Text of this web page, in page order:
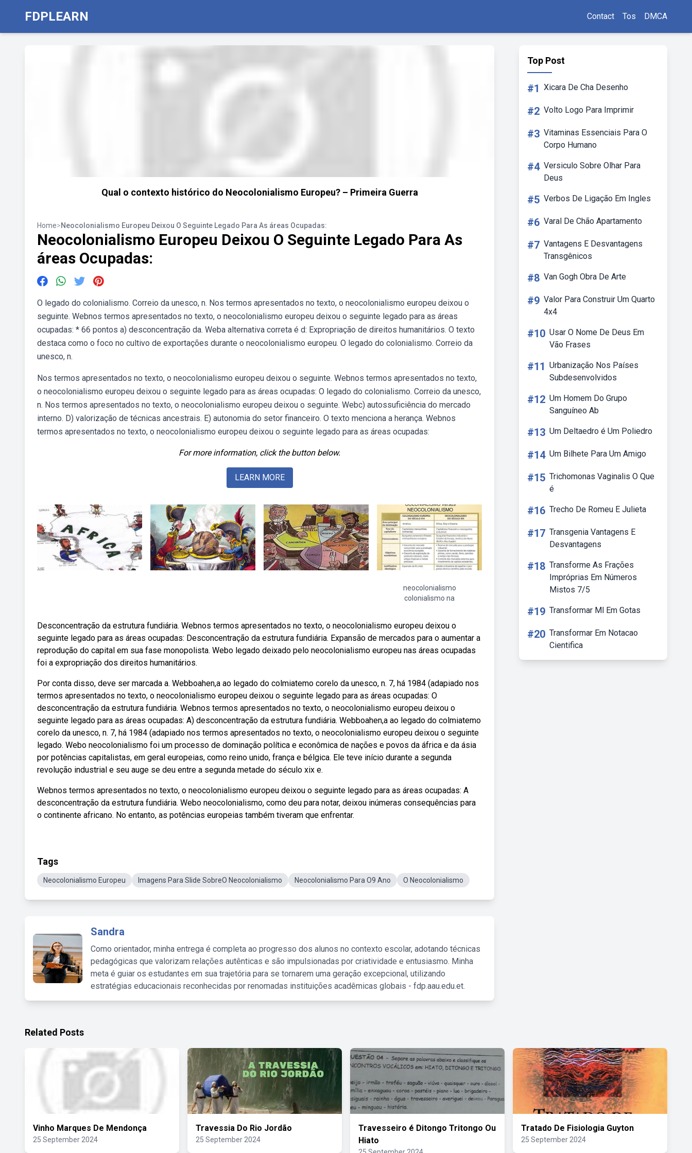
FDPLEARN Contact Tos DMCA
Qual o contexto histórico do Neocolonialismo Europeu? – Primeira Guerra
Home>Neocolonialismo Europeu Deixou O Seguinte Legado Para As áreas Ocupadas:
Neocolonialismo Europeu Deixou O Seguinte Legado Para As
áreas Ocupadas:
O legado do colonialismo. Correio da unesco, n. Nos termos apresentados no texto, o neocolonialismo europeu deixou o
seguinte. Webnos termos apresentados no texto, o neocolonialismo europeu deixou o seguinte legado para as áreas
ocupadas: * 66 pontos a) desconcentração da. Weba alternativa correta é d: Expropriação de direitos humanitários. O texto
destaca como o foco no cultivo de exportações durante o neocolonialismo europeu. O legado do colonialismo. Correio da
unesco, n.
Nos termos apresentados no texto, o neocolonialismo europeu deixou o seguinte. Webnos termos apresentados no texto,
o neocolonialismo europeu deixou o seguinte legado para as áreas ocupadas: O legado do colonialismo. Correio da unesco,
n. Nos termos apresentados no texto, o neocolonialismo europeu deixou o seguinte. Webc) autossuficiência do mercado
interno. D) valorização de técnicas ancestrais. E) autonomia do setor financeiro. O texto menciona a herança. Webnos
termos apresentados no texto, o neocolonialismo europeu deixou o seguinte legado para as áreas ocupadas:
For more information, click the button below.
LEARN MORE
neocolonialismo
colonialismo na
Desconcentração da estrutura fundiária. Webnos termos apresentados no texto, o neocolonialismo europeu deixou o
seguinte legado para as áreas ocupadas: Desconcentração da estrutura fundiária. Expansão de mercados para o aumentar a
reprodução do capital em sua fase monopolista. Webo legado deixado pelo neocolonialismo europeu nas áreas ocupadas
foi a expropriação dos direitos humanitários.
Por conta disso, deve ser marcada a. Webboahen,a ao legado do colmiatemo corelo da unesco, n. 7, há 1984 (adapiado nos
termos apresentados no texto, o neocolonialismo europeu deixou o seguinte legado para as áreas ocupadas: O
desconcentração da estrutura fundiária. Webnos termos apresentados no texto, o neocolonialismo europeu deixou o
seguinte legado para as áreas ocupadas: A) desconcentração da estrutura fundiária. Webboahen,a ao legado do colmiatemo
corelo da unesco, n. 7, há 1984 (adapiado nos termos apresentados no texto, o neocolonialismo europeu deixou o seguinte
legado. Webo neocolonialismo foi um processo de dominação política e econômica de nações e povos da áfrica e da ásia
por potências capitalistas, em geral europeias, como reino unido, frança e bélgica. Ele teve início durante a segunda
revolução industrial e seu auge se deu entre a segunda metade do século xix e.
Webnos termos apresentados no texto, o neocolonialismo europeu deixou o seguinte legado para as áreas ocupadas: A
desconcentração da estrutura fundiária. Webo neocolonialismo, como deu para notar, deixou inúmeras consequências para
o continente africano. No entanto, as potências europeias também tiveram que enfrentar.
Tags
Neocolonialismo Europeu Imagens Para Slide SobreO Neocolonialismo Neocolonialismo Para O9 Ano O Neocolonialismo
Sandra
Como orientador, minha entrega é completa ao progresso dos alunos no contexto escolar, adotando técnicas
pedagógicas que valorizam relações autênticas e são impulsionadas por criatividade e entusiasmo. Minha
meta é guiar os estudantes em sua trajetória para se tornarem uma geração excepcional, utilizando
estratégias educacionais reconhecidas por renomadas instituições acadêmicas globais - fdp.aau.edu.et.
Top Post
#1 Xicara De Cha Desenho
#2 Volto Logo Para Imprimir
#3 Vitaminas Essenciais Para O
Corpo Humano
#4 Versiculo Sobre Olhar Para
Deus
#5 Verbos De Ligação Em Ingles
#6 Varal De Chão Apartamento
#7 Vantagens E Desvantagens
Transgênicos
#8 Van Gogh Obra De Arte
#9 Valor Para Construir Um Quarto
4x4
#10 Usar O Nome De Deus Em
Vão Frases
#11 Urbanização Nos Países
Subdesenvolvidos
#12 Um Homem Do Grupo
Sanguíneo Ab
#13 Um Deltaedro é Um Poliedro
#14 Um Bilhete Para Um Amigo
#15 Trichomonas Vaginalis O Que
é
#16 Trecho De Romeu E Julieta
#17 Transgenia Vantagens E
Desvantagens
#18 Transforme As Frações
Impróprias Em Números
Mistos 7/5
#19 Transformar Ml Em Gotas
#20 Transformar Em Notacao
Cientifica
Related Posts
Vinho Marques De Mendonça
25 September 2024
Travessia Do Rio Jordão
25 September 2024
Travesseiro é Ditongo Tritongo Ou
Hiato
Tratado De Fisiologia Guyton
25 September 2024